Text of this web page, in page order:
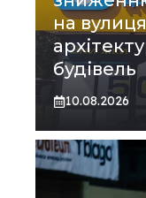
на
будівель
10.08.2026